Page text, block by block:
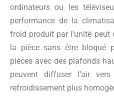
ordinateurs ou les
performance de la
froid produit par l’unité
la pièce sans être bloqué
pièces avec des plafonds
peuvent diffuser l’air
refroidissement plus